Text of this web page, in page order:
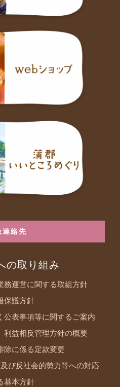
連絡先
の取り組み
務運営に関する取組方針
保護方針
公表事項等に関するご案内
利益相反管理方針の概要
除に係る定款変更
び反社会的勢力等への対応
基本方針